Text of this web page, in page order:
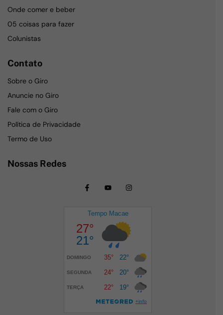
Onde comer e beber
05 coisas para fazer
Colunistas
Contato
Sobre o Giro
Anuncie no Giro
Fale com o Giro
Política de Privacidade
Termo de Uso
Nossas Redes